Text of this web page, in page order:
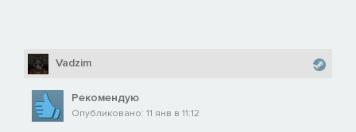
Vadzim
Рекомендую
Опубликовано: 11 янв в 11:12